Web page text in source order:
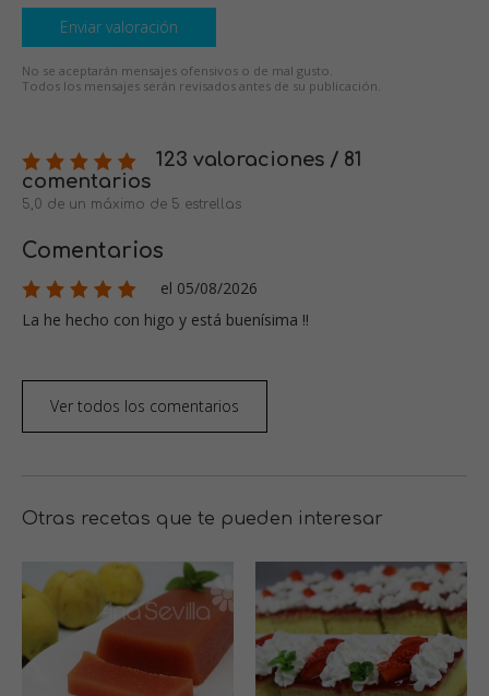
Enviar valoración
No se aceptarán mensajes ofensivos o de mal gusto.
Todos los mensajes serán revisados antes de su publicación.
123 valoraciones / 81
comentarios
5,0 de un máximo de 5 estrellas
Comentarios
el 05/08/2026
La he hecho con higo y está buenísima !!
Ver todos los comentarios
Otras recetas que te pueden interesar